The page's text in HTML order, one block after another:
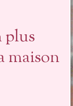
plus
maison